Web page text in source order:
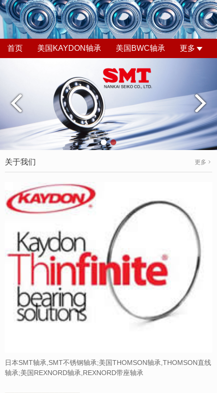
首页 美国KAYDON轴承 美国BWC轴承 更多
关于我们 更多
日本SMT轴承,SMT不锈钢轴承;美国THOMSON轴承,THOMSON直线
轴承;美国REXNORD轴承,REXNORD带座轴承